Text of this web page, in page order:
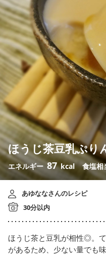
ほうじ茶豆乳ぷり
エネルギー 87 kcal 食塩相
あゆななさんのレシピ
30分以内
ほうじ茶と豆乳が相性◎。
があるため、少ない量でも